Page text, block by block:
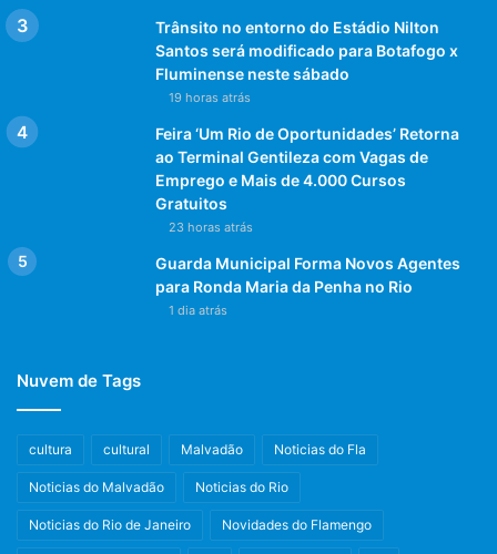
Trânsito no entorno do Estádio Nilton
Santos será modificado para Botafogo x
Fluminense neste sábado
19 horas atrás
Feira ‘Um Rio de Oportunidades’ Retorna
ao Terminal Gentileza com Vagas de
Emprego e Mais de 4.000 Cursos
Gratuitos
23 horas atrás
Guarda Municipal Forma Novos Agentes
para Ronda Maria da Penha no Rio
1 dia atrás
Nuvem de Tags
cultura cultural Malvadão Noticias do Fla
Noticias do Malvadão Noticias do Rio
Noticias do Rio de Janeiro Novidades do Flamengo